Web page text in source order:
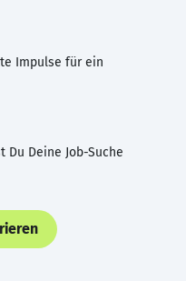
Impulse für ein
Deine Job-Suche